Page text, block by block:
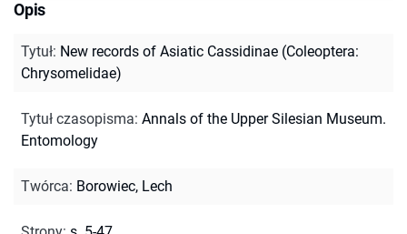
Opis
Tytuł: New records of Asiatic Cassidinae (Coleoptera:
Chrysomelidae)
Tytuł czasopisma: Annals of the Upper Silesian Museum.
Entomology
Twórca: Borowiec, Lech